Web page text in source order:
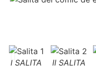
I SALITA II SALITA